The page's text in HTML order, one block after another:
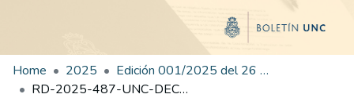
Home 2025
Edición 001/2025 del 26 de mayo de 2025
RD-2025-487-UNC-DEC#FP